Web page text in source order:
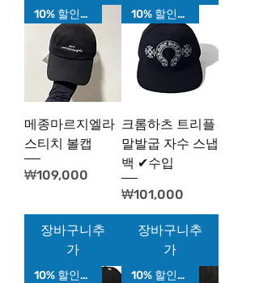
10% 할인가!
메종마르지엘라
스티치 볼캡
가격
₩109,000
장바구니추
가
10% 할인가!
크롬하츠 트리플
말발굽 자수 스냅
백 ✔수입
가격
₩101,000
장바구니추
가
10% 할인가! 10% 할인가!